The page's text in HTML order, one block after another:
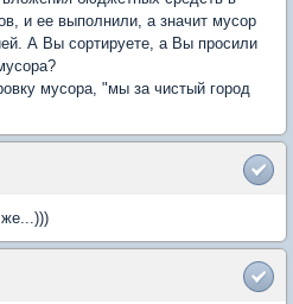
и ее выполнили, а значит мусор
А Вы сортируете, а Вы просили
мусора, "мы за чистый город